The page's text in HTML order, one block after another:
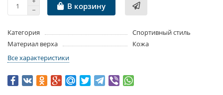
В корзину
Категория
Спортивный стиль
Материал верха
Кожа
Все характеристики